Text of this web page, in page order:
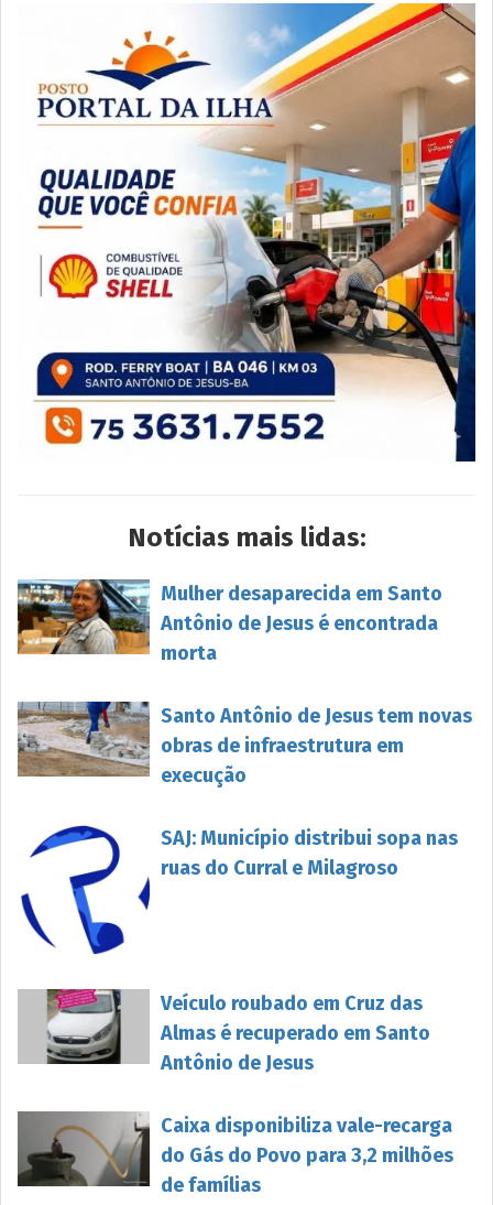
Notícias mais lidas:
Mulher desaparecida em Santo
Antônio de Jesus é encontrada
morta
Santo Antônio de Jesus tem novas
obras de infraestrutura em
execução
SAJ: Município distribui sopa nas
ruas do Curral e Milagroso
Veículo roubado em Cruz das
Almas é recuperado em Santo
Antônio de Jesus
Caixa disponibiliza vale-recarga
do Gás do Povo para 3,2 milhões
de famílias